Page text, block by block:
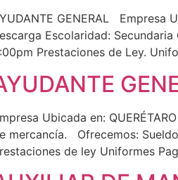
GENERAL Empresa
Escolaridad:
Prestaciones de Ley.
Ubicada en:
mercancía. Ofrecemos:
de ley Uniformes